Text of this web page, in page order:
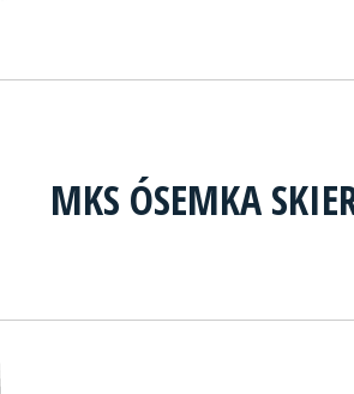
MKS ÓSEMKA